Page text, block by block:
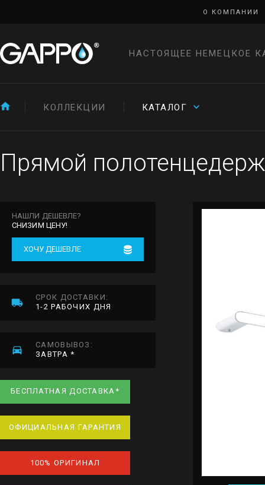
О КОМПАНИИ
НАСТОЯЩЕЕ НЕМЕЦКОЕ
КОЛЛЕКЦИИ КАТАЛОГ
Прямой
НАШЛИ ДЕШЕВЛЕ?
СНИЗИМ ЦЕНУ!
ХОЧУ ДЕШЕВЛЕ
СРОК ДОСТАВКИ:
1-2 РАБОЧИХ ДНЯ
САМОВЫВОЗ:
ЗАВТРА *
БЕСПЛАТНАЯ ДОСТАВКА*
ОФИЦИАЛЬНАЯ ГАРАНТИЯ
100% ОРИГИНАЛ